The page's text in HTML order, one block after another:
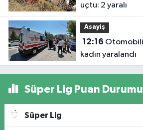
uçtu: 2 yaralı
Asayiş
12:16
kadın yaralandı
Süper Lig Puan Durumu
Süper Lig